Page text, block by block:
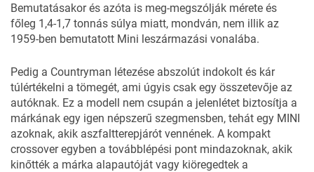
Bemutatásakor és azóta is meg-megszólják mérete és
főleg 1,4-1,7 tonnás súlya miatt, mondván, nem illik az
1959-ben bemutatott Mini leszármazási vonalába.
Pedig a Countryman létezése abszolút indokolt és kár
túlértékelni a tömegét, ami úgyis csak egy összetevője az
autóknak. Ez a modell nem csupán a jelenlétet biztosítja a
márkának egy igen népszerű szegmensben, tehát egy MINI
azoknak, akik aszfaltterepjárót vennének. A kompakt
crossover egyben a továbblépési pont mindazoknak, akik
kinőtték a márka alapautóját vagy kiöregedtek a